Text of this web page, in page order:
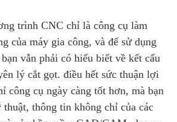
trình CNC chỉ là công cụ làm
của máy gia công, và để sử dụng
vẫn phải có hiểu biết về kết cấu
lý cắt gọt. điều hết sức thuận lợi
công cụ ngày càng tốt hơn, mà bạn
thông tin không chỉ của các